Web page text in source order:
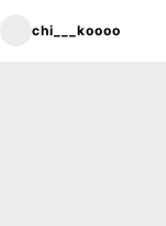
chi___koooo